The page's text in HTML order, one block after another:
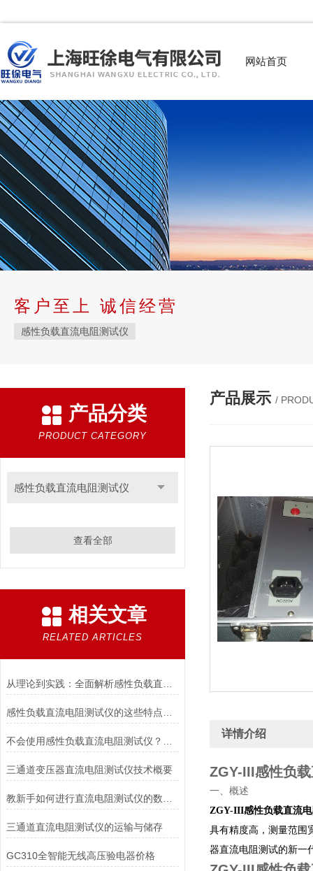
网站首页
客户至上 诚信经营
感性负载直流电阻测试仪
产品分类
PRODUCT CATEGORY
感性负载直流电阻测试仪
查看全部
相关文章
RELATED ARTICLES
三通道变压器直流电阻测试仪技术概要
三通道直流电阻测试仪的运输与储存
GC310全智能无线高压验电器价格
产品展示 /
详情介绍
ZGY-III感性负
一、概述
ZGY-III感性负载直流
具有精度高，测量范围
器直流电阻测试的新一